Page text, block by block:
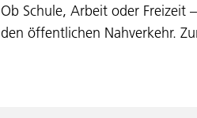
Ob Schule, Arbeit oder Freizeit
den öffentlichen Nahverkehr.